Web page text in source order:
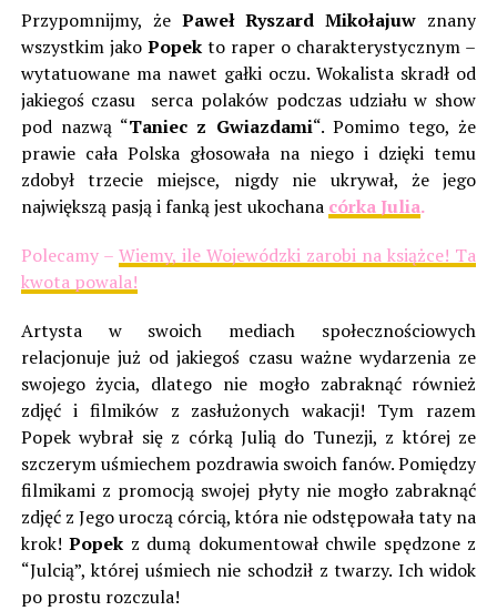
Przypomnijmy, że Paweł Ryszard Mikołajuw znany
wszystkim jako Popekto raper o charakterystycznym –
wytatuowane ma nawet gałki oczu. Wokalista skradł od
jakiegoś czasu serca polaków podczas udziału w show
pod nazwą “Taniec z Gwiazdami“. Pomimo tego, że
prawie cała Polska głosowała na niego i dzięki temu
zdobył trzecie miejsce, nigdy nie ukrywał, że jego
największą pasją i fanką jest ukochana córka Julia.
Polecamy – Wiemy, ile Wojewódzki zarobi na książce! Ta
kwota powala!
Artysta w swoich mediach społecznościowych
relacjonuje już od jakiegoś czasu ważne wydarzenia ze
swojego życia, dlatego nie mogło zabraknąć również
zdjęć i filmików z zasłużonych wakacji! Tym razem
Popek wybrał się z córką Julią do Tunezji, z której ze
szczerym uśmiechem pozdrawia swoich fanów. Pomiędzy
filmikami z promocją swojej płyty nie mogło zabraknąć
zdjęć z Jego uroczą córcią, która nie odstępowała taty na
krok!Popek z dumą dokumentował chwile spędzone z
“Julcią”, której uśmiech nie schodził z twarzy. Ich widok
po prostu rozczula!